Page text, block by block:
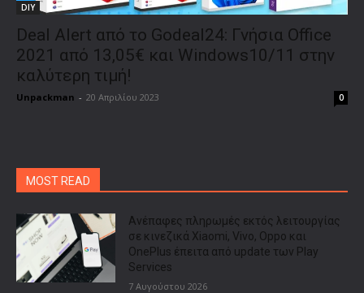
DIY
Deal Alert από το Godeal24: Γνήσια Office
2021 από 13,05€ και Windows10/11 στην
καλύτερη τιμή!
Unpackman - 20 Απριλίου 2023 0
MOST READ
Ανέπαφες πληρωμές εκτός λειτουργίας
σε κινεζικά Xiaomi, Vivo, Oppo και
OnePlus έπειτα από update των Play
Services
7 Αυγούστου 2026